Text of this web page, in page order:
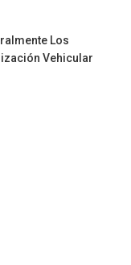
Los
Vehicular